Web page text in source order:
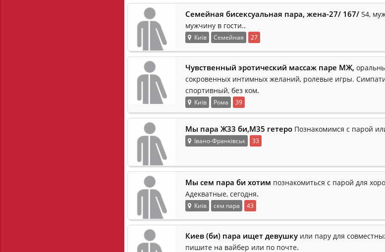
Семейная бисексуальная пара, жена-27/ 167/ 54,
мужчину в гости..
Київ Семейная 27
Чувственный эротический массаж паре МЖ,
сокровенных интимных желаний, ролевые игры.
спортивный, без ком.
Київ Рома 39
Мы пара Ж33 би,М35 гетеро Познакомимся с парой
Івано-Франківськ 33
Мы сем пара би хотим познакомиться с парой для
Адекватные, сегодня.
Київ сем пара 43
Киев (би) пара ищет девушку или пару для
пишите на вайбер или по почте.